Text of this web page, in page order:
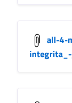
all-4-